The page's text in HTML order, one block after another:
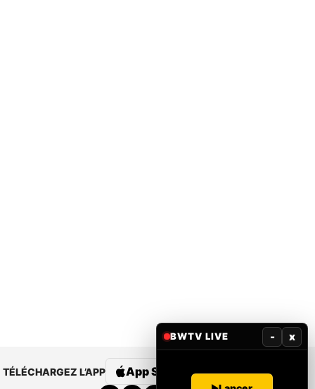
TÉLÉCHARGEZ L’APP App Store Google Play
BWTV LIVE - x